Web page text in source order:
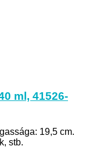
ml, 41526-
19,5 cm.
stb.